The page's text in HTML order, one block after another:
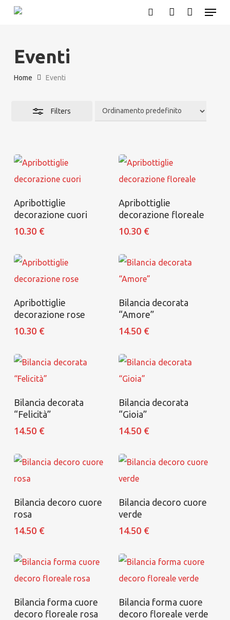
Skip
content
Menu
Eventi
Home Eventi
Filters
Aggiungi al carrello
Apribottiglie
decorazione cuori
10.30 €
Aggiungi al carrello
Apribottiglie
decorazione floreale
10.30 €
Aggiungi al carrello
Apribottiglie
decorazione rose
10.30 €
Aggiungi al carrello
Bilancia decorata
“Amore”
14.50 €
Aggiungi al carrello
Bilancia decorata
“Felicità”
14.50 €
Aggiungi al carrello
Bilancia decorata
“Gioia”
14.50 €
Aggiungi al carrello
Bilancia decoro cuore
rosa
14.50 €
Aggiungi al carrello
Bilancia decoro cuore
verde
14.50 €
Aggiungi al carrello
Bilancia forma cuore
decoro floreale rosa
Aggiungi al carrello
Bilancia forma cuore
decoro floreale verde